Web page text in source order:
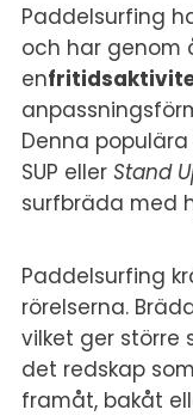
Paddelsurfing
och har genom
en
Denna
SUP eller Stand
surfbräda med
Paddelsurfing
rörelserna.
vilket ger större
det redskap
framåt, bakåt